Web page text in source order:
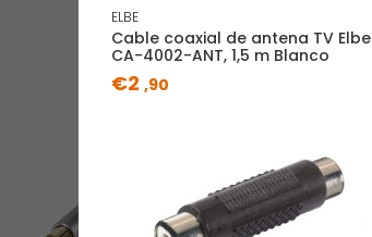
ELBE
Cable coaxial de antena TV Elbe
CA-4002-ANT, 1,5 m Blanco
€2 ,90